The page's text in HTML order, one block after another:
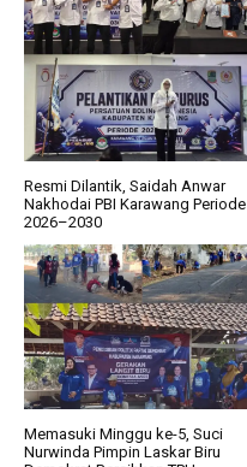
Resmi Dilantik, Saidah Anwar
Nakhodai PBI Karawang Periode
2026–2030
Memasuki Minggu ke-5, Suci
Nurwinda Pimpin Laskar Biru